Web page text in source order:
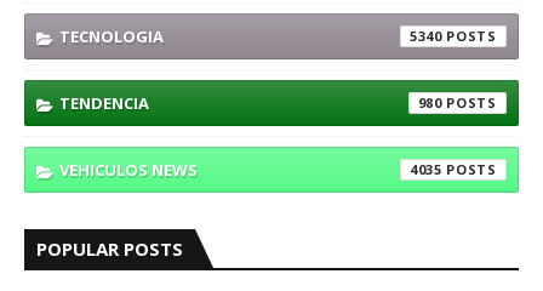
TECNOLOGIA 5340
TENDENCIA 980
VEHICULOS NEWS 4035
POPULAR POSTS